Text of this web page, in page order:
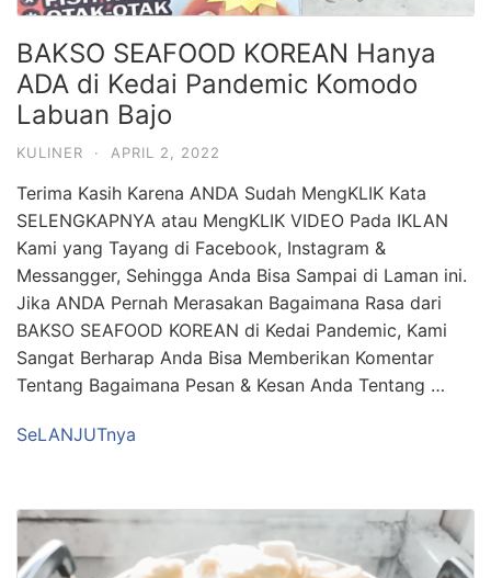
BAKSO SEAFOOD KOREAN Hanya
ADA di Kedai Pandemic Komodo
Labuan Bajo
KULINER · APRIL 2, 2022
Terima Kasih Karena ANDA Sudah MengKLIK Kata
SELENGKAPNYA atau MengKLIK VIDEO Pada IKLAN
Kami yang Tayang di Facebook, Instagram &
Messangger, Sehingga Anda Bisa Sampai di Laman ini.
Jika ANDA Pernah Merasakan Bagaimana Rasa dari
BAKSO SEAFOOD KOREAN di Kedai Pandemic, Kami
Sangat Berharap Anda Bisa Memberikan Komentar
Tentang Bagaimana Pesan & Kesan Anda Tentang …
SeLANJUTnya